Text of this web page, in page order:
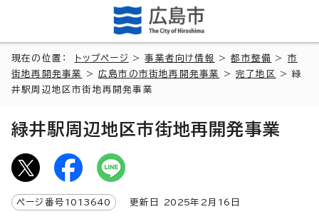
現在の位置： トップページ >事業者向け情報 >都市整備 > 市
街地再開発事業
>広島市の市街地再開発事業 >完了地区
> 緑
井駅周辺地区市街地再開発事業
緑井駅周辺地区市街地再開発事業
ページ番号 1013640 更新日 2025年2月 16 日